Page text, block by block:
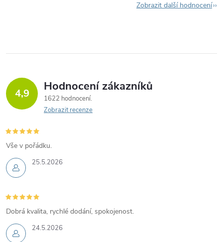
Zobrazit další hodnocení
4,9 Hodnocení zákazníků
1622 hodnocení
Zobrazit recenze
25.5.2026
Vše v pořádku.
24.5.2026
Dobrá kvalita, rychlé dodání, spokojenost.